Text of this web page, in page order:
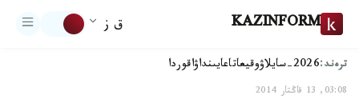
KAZINFORM ق ز
ترەند:2026-سايلاۋ وقيعاتاعايىنداۋاقوردا
03:08, 13 قاڭتار 2014